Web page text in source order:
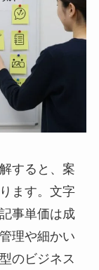
すると、案
ます。文字
事単価は成
理や細かい
のビジネス